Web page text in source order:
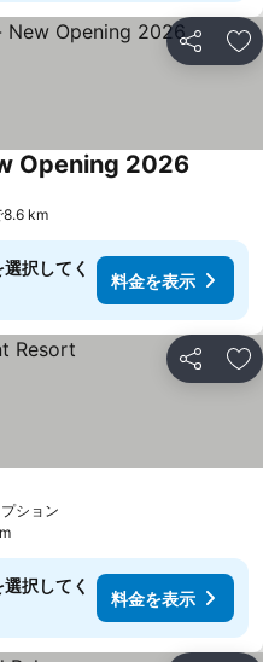
シェア お
Opening 2026
8.6 km
択してく
料金を表示
シェア お
ション
択してく
料金を表示